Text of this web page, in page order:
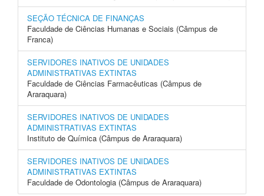
SEÇÃO TÉCNICA DE FINANÇAS
Faculdade de Ciências Humanas e Sociais (Câmpus de
Franca)
SERVIDORES INATIVOS DE UNIDADES
ADMINISTRATIVAS EXTINTAS
Faculdade de Ciências Farmacêuticas (Câmpus de
Araraquara)
SERVIDORES INATIVOS DE UNIDADES
ADMINISTRATIVAS EXTINTAS
Instituto de Química (Câmpus de Araraquara)
SERVIDORES INATIVOS DE UNIDADES
ADMINISTRATIVAS EXTINTAS
Faculdade de Odontologia (Câmpus de Araraquara)